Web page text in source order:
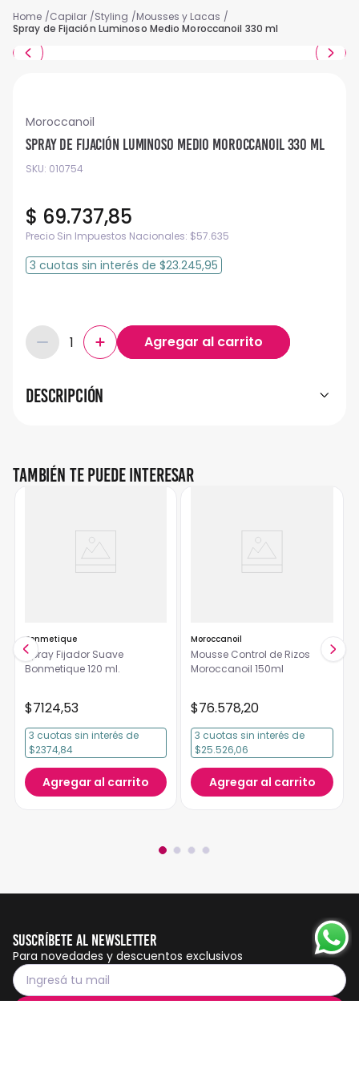
Capilar Styling
Mousses y Lacas
Spray de Fijación Luminoso Medio Moroccanoil 330 ml
Moroccanoil
Spray de Fijación Luminoso Medio Moroccanoil 330 ml
SKU: 010754
$ 69.737,85
Precio Sin Impuestos Nacionales: $57.635
3 cuotas sin interés de $23.245,95
Descripción
También te puede interesar
Bonmetique
Spray Fijador Suave
Bonmetique 120 ml.
$7124,53
3 cuotas sin interés de
$2374,84
Agregar al carrito
Moroccanoil
Mousse Control de Rizos
Moroccanoil 150ml
$76.578,20
3 cuotas sin interés de
$25.526,06
Agregar al carrito
Suscríbete al Newsletter
Para novedades y descuentos exclusivos